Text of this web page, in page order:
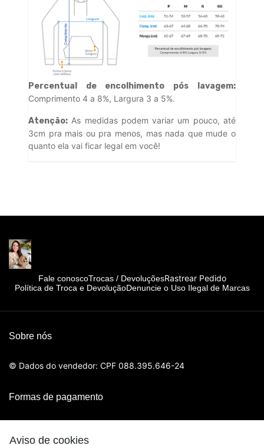
Percentual de encolhimento pós lavagem:
Comprimento 4 a 8%, Largura 3 a 5%.
Atenção: As medidas podem variar um pouco, até
3cm pra mais ou pra menos, mas nada que mude o
quanto ela vai ficar legal em você!
Aviso de cookies
Fale conoscoTrocas / DevoluçõesRastrear Pedido
Política de Troca e DevoluçãoDenuncie o Uso Ilegal de Marcas
Sobre nós
© Dados do vendedor: CPF 088.395.646-24
Formas de pagamento